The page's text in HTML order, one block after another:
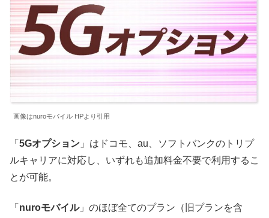
画像はnuroモバイル HPより引用
「 5Gオプション 」はドコモ、au、ソフトバンクのトリプ
ルキャリアに対応し、いずれも追加料金不要で利用するこ
とが可能。
「 nuroモバイル」のほぼ全てのプラン（旧プランを含